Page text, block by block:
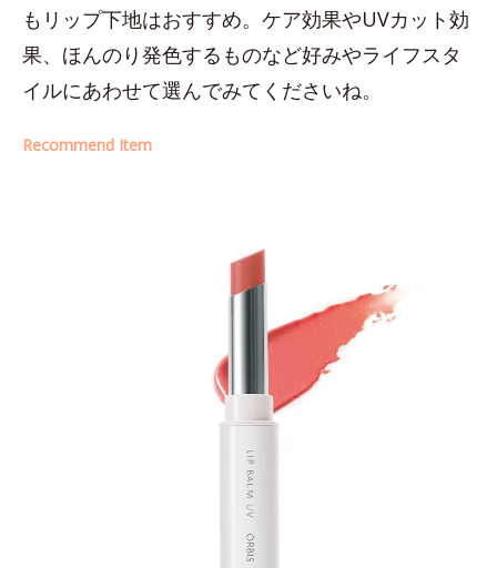
もリップ下地はおすすめ。ケア効果やUVカット効
果、ほんのり発色するものなど好みやライフスタ
イルにあわせて選んでみてくださいね。
Recommend Item